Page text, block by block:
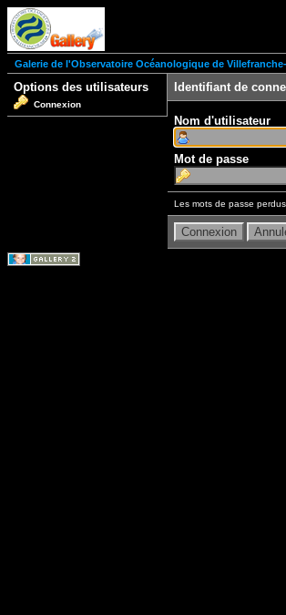
Galerie de l'Observatoire Océanologique de
Options des utilisateurs
Connexion
Identifiant de
Nom d'utilisateur
Mot de passe
Les mots de passe